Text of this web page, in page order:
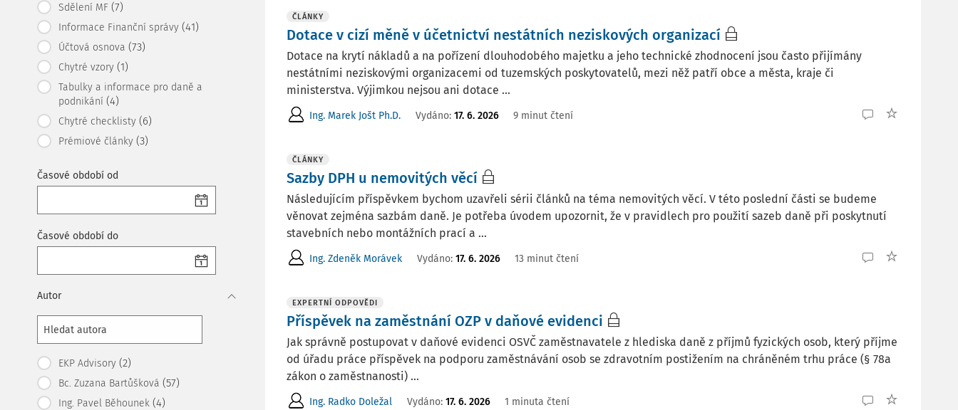
Sdělení MF (7)
Informace Finanční správy (41)
Účtová osnova (73)
Chytré vzory (1)
Tabulky a informace pro daně a
podnikání (4)
Chytré checklisty (6)
Prémiové články (3)
Časové období od
Časové období do
Autor
EKP Advisory (2)
Bc. Zuzana Bartůšková (57)
Ing. Pavel Běhounek (4)
ČLÁNKY
Dotace v cizí měně v účetnictví nestátních neziskových organizací
Dotace na krytí nákladů a na pořízení dlouhodobého majetku a jeho technické zhodnocení jsou často přijímány
nestátními neziskovými organizacemi od tuzemských poskytovatelů, mezi něž patří obce a města, kraje či
ministerstva. Výjimkou nejsou ani dotace ...
Ing. Marek Jošt Ph.D. Vydáno: 17. 6. 2026 9 minut čtení
ČLÁNKY
Sazby DPH u nemovitých věcí
Následujícím příspěvkem bychom uzavřeli sérii článků na téma nemovitých věcí. V této poslední části se budeme
věnovat zejména sazbám daně. Je potřeba úvodem upozornit, že v pravidlech pro použití sazeb daně při poskytnutí
stavebních nebo montážních prací a ...
Ing. Zdeněk Morávek Vydáno: 17. 6. 2026 13 minut čtení
EXPERTNÍ ODPOVĚDI
Příspěvek na zaměstnání OZP v daňové evidenci
Jak správně postupovat v daňové evidenci OSVČ zaměstnavatele z hlediska daně z příjmů fyzických osob, který příjme
od úřadu práce příspěvek na podporu zaměstnávání osob se zdravotním postižením na chráněném trhu práce (§ 78a
zákon o zaměstnanosti) ...
Ing. Radko Doležal Vydáno: 17. 6. 2026 1 minuta čtení